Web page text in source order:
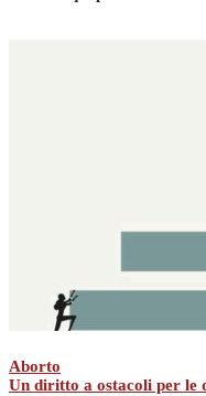
Aborto
Un diritto a ostacoli per le